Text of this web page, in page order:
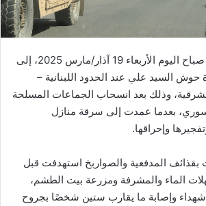
دخل الجيش اللبناني، صباح اليوم الأربعاء 19 آذار/مارس 2025، إلى
حوش السيد علي عند الحدود اللبنانية –
وذلك بعد انسحاب الجماعات المسلحة
بعدما عمدت إلى سرقة منازل
وإحراقها.
بقذائف المدفعية والصواربخ استهدفت قبل
الماء والمشرفة ومزرعة بيت الطشم،
شهداء وإصابة ما يقارب ستين شخصًا بجروح